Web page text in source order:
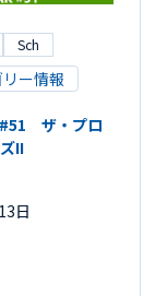
Sch
ー情報
#51 ザ・プロ
II
日